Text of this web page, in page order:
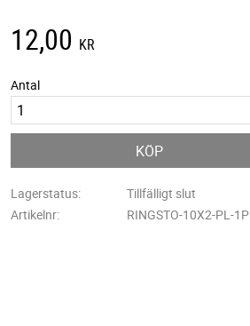
12,00 KR
Antal
KÖP
Lagerstatus
Tillfälligt slut
Artikelnr
RINGSTO-10X2-PL-1P